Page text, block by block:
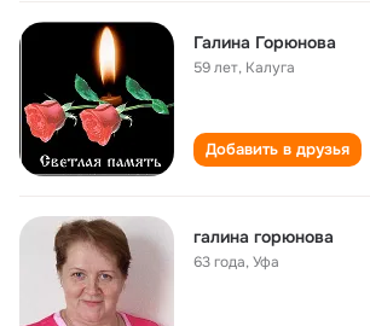
Галина Горюнова
59 лет, Калуга
Добавить в друзья
галина горюнова
63 года,Уфа